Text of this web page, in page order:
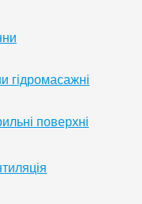
гідромасажні
поверхні